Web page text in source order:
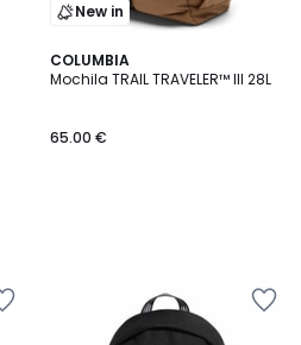
New in
COLUMBIA
Mochila TRAIL TRAVELER™ III 28L
65.00 €